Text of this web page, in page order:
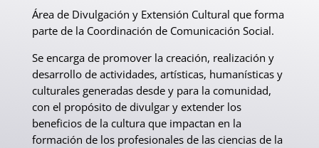
Área de Divulgación y Extensión Cultural que forma
parte de la Coordinación de Comunicación Social.
Se encarga de promover la creación, realización y
desarrollo de actividades, artísticas, humanísticas y
culturales generadas desde y para la comunidad,
con el propósito de divulgar y extender los
beneficios de la cultura que impactan en la
formación de los profesionales de las ciencias de la